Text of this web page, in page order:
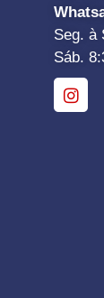
Seg. à
Sáb.